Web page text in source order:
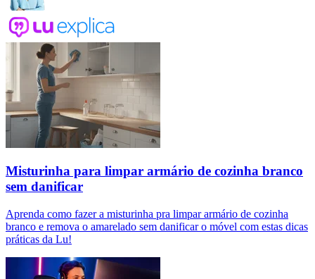
Misturinha para limpar armário de cozinha branco
sem danificar
Aprenda como fazer a misturinha pra limpar armário de cozinha
branco e remova o amarelado sem danificar o móvel com estas dicas
práticas da Lu!